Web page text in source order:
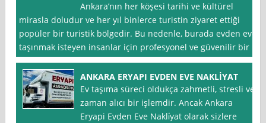
Ankara’nın her köşesi tarihi ve kültürel
mirasla doludur ve her yıl binlerce turistin ziyaret ettiği
popüler bir turistik bölgedir. Bu nedenle, burada evden eve
taşınmak isteyen insanlar için profesyonel ve güvenilir bir
ANKARA ERYAPI EVDEN EVE NAKLİYAT
Ev taşıma süreci oldukça zahmetli, stresli ve
zaman alıcı bir işlemdir. Ancak Ankara
Eryapi Evden Eve Nakli̇yat olarak sizlere